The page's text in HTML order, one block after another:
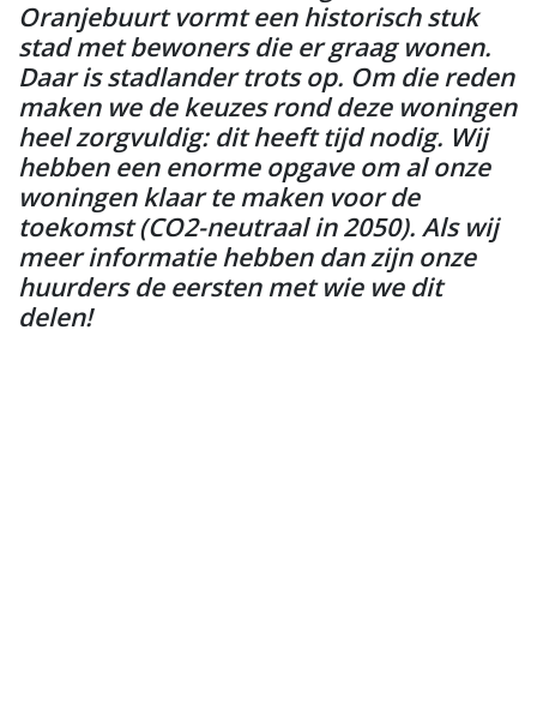
Oranjebuurt vormt een historisch stuk
stad met bewoners die er graag wonen.
Daar is stadlander trots op. Om die reden
maken we de keuzes rond deze woningen
heel zorgvuldig: dit heeft tijd nodig. Wij
hebben een enorme opgave om al onze
woningen klaar te maken voor de
toekomst (CO2-neutraal in 2050). Als wij
meer informatie hebben dan zijn onze
huurders de eersten met wie we dit
delen!